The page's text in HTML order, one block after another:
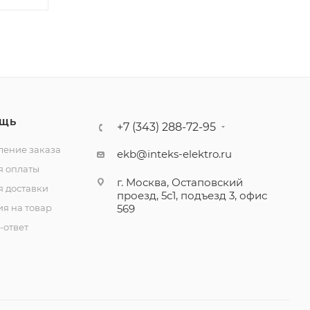
заказа
оплаты
доставки
на товар
+7 (343) 288-72-95
ekb@inteks-elektro.ru
г. Москва, Остаповский
проезд, 5с1, подъезд 3, офис
569